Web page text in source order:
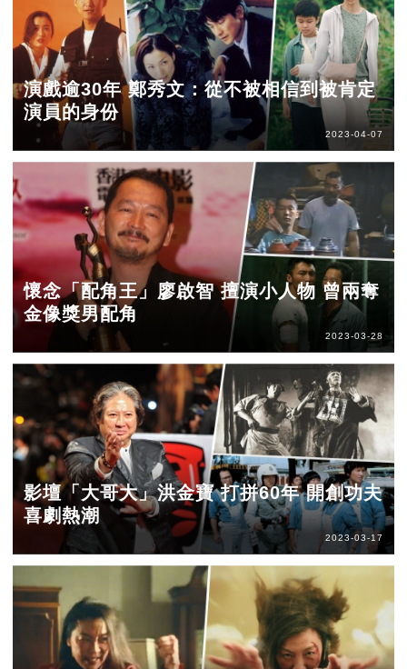
演戲逾30年 鄭秀文：從不被相信到被肯定
演員的身份
2023-04-07
懷念「配角王」廖啟智 擅演小人物 曾兩奪
金像獎男配角
2023-03-28
影壇「大哥大」洪金寶 打拼60年 開創功夫
喜劇熱潮
2023-03-17